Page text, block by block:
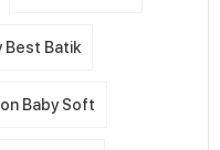
Best Batik
Baby Soft